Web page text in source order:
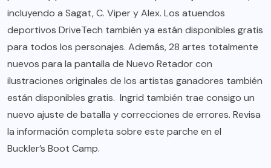
incluyendo a Sagat, C. Viper y Alex. Los atuendos
deportivos DriveTech también ya están disponibles gratis
para todos los personajes. Además, 28 artes totalmente
nuevos para la pantalla de Nuevo Retador con
ilustraciones originales de los artistas ganadores también
están disponibles gratis. Ingrid también trae consigo un
nuevo ajuste de batalla y correcciones de errores. Revisa
la información completa sobre este parche en el
Buckler’s Boot Camp.